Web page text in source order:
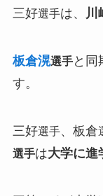
三好選手は、 川
板倉滉選手と同
す。
三好選手、板倉
選手は大学に進